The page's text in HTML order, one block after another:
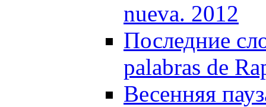
nueva. 2012
Последние
palabras de
Весенняя